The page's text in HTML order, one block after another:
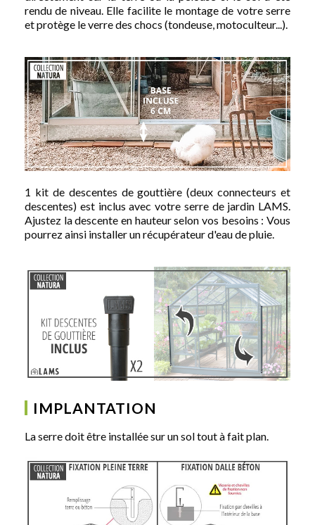
rendu de niveau. Elle facilite le montage de votre serre
et protège le verre des chocs (tondeuse, motoculteur...).
1 kit de descentes de gouttière (deux connecteurs et
descentes) est inclus avec votre serre de jardin LAMS.
Ajustez la descente en hauteur selon vos besoins : Vous
pourrez ainsi installer un récupérateur d'eau de pluie.
IMPLANTATION
La serre doit être installée sur un sol tout à fait plan.